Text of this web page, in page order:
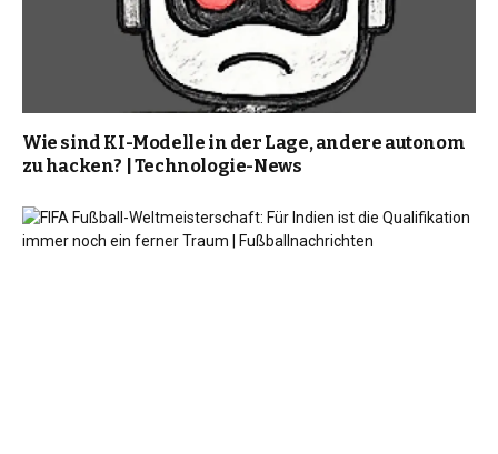
Wie sind KI-Modelle in der Lage, andere autonom
zu hacken? | Technologie-News